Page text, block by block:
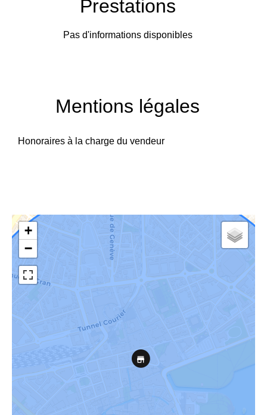
Prestations
Pas d'informations disponibles
Mentions légales
Honoraires à la charge du vendeur
+
−